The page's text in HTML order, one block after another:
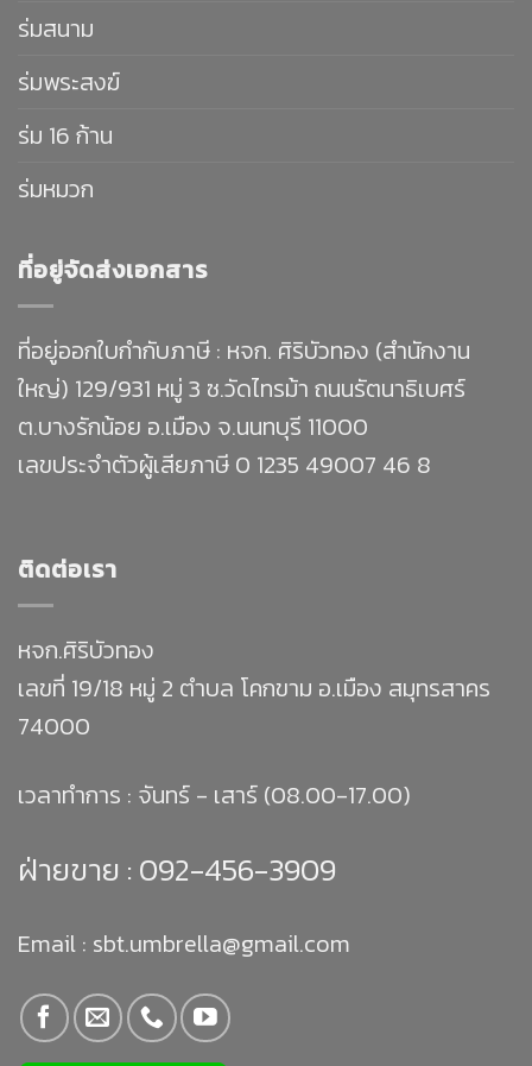
ร่มสนาม
ร่มพระสงฆ์
ร่ม 16 ก้าน
ร่มหมวก
ที่อยู่จัดส่งเอกสาร
ที่อยู่ออกใบกำกับภาษี : หจก. ศิริบัวทอง (สำนักงาน
ใหญ่) 129/931 หมู่ 3 ซ.วัดไทรม้า ถนนรัตนาธิเบศร์
ต.บางรักน้อย อ.เมือง จ.นนทบุรี 11000
เลขประจำตัวผู้เสียภาษี 0 1235 49007 46 8
ติดต่อเรา
หจก.ศิริบัวทอง
เลขที่ 19/18 หมู่ 2 ตำบล โคกขาม อ.เมือง สมุทรสาคร
74000
เวลาทำการ : จันทร์ - เสาร์ (08.00-17.00)
ฝ่ายขาย : 092-456-3909
Email : sbt.umbrella@gmail.com